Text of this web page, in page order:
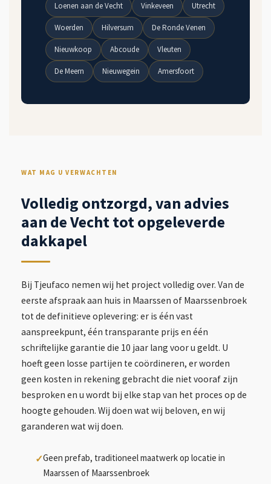
Loenen aan de Vecht Vinkeveen Utrecht
Woerden Hilversum De Ronde Venen
Nieuwkoop Abcoude Vleuten
De Meern Nieuwegein Amersfoort
WAT MAG U VERWACHTEN
Volledig ontzorgd, van advies
aan de Vecht tot opgeleverde
dakkapel
Bij Tjeufaco nemen wij het project volledig over. Van de
eerste afspraak aan huis in Maarssen of Maarssenbroek
tot de definitieve oplevering: er is één vast
aanspreekpunt, één transparante prijs en één
schriftelijke garantie die 10 jaar lang voor u geldt. U
hoeft geen losse partijen te coördineren, er worden
geen kosten in rekening gebracht die niet vooraf zijn
besproken en u wordt bij elke stap van het proces op de
hoogte gehouden. Wij doen wat wij beloven, en wij
garanderen wat wij doen.
Geen prefab, traditioneel maatwerk op locatie in
Maarssen of Maarssenbroek